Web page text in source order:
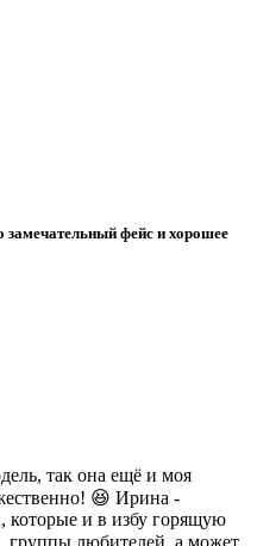
замечательный фейс и хорошее
так она ещё и моя
😆 Ирина -
которые и в избу горящую
группы любителей, а может